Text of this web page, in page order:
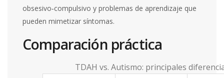
obsesivo‑compulsivo y problemas de aprendizaje que
pueden mimetizar síntomas.
Comparación práctica
TDAH vs. Autismo: principales